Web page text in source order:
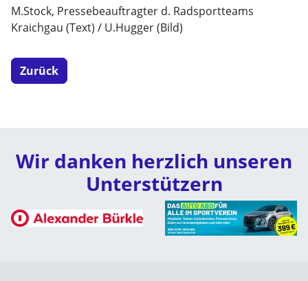
M.Stock, Pressebeauftragter d. Radsportteams
Kraichgau (Text) / U.Hugger (Bild)
Zurück
Wir danken herzlich unseren
Unterstützern